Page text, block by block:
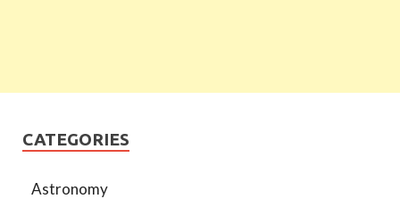
CATEGORIES
Astronomy